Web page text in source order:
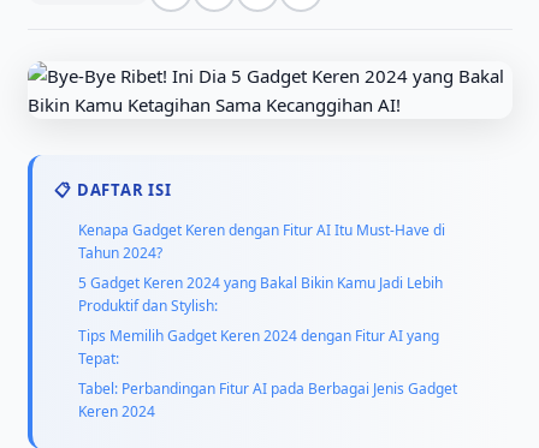
📋 DAFTAR ISI
Kenapa Gadget Keren dengan Fitur AI Itu Must-Have di
Tahun 2024?
5 Gadget Keren 2024 yang Bakal Bikin Kamu Jadi Lebih
Produktif dan Stylish:
Tips Memilih Gadget Keren 2024 dengan Fitur AI yang
Tepat:
Tabel: Perbandingan Fitur AI pada Berbagai Jenis Gadget
Keren 2024